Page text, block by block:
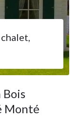
chalet
Bois
Monté